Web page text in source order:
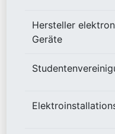
Hersteller
Geräte